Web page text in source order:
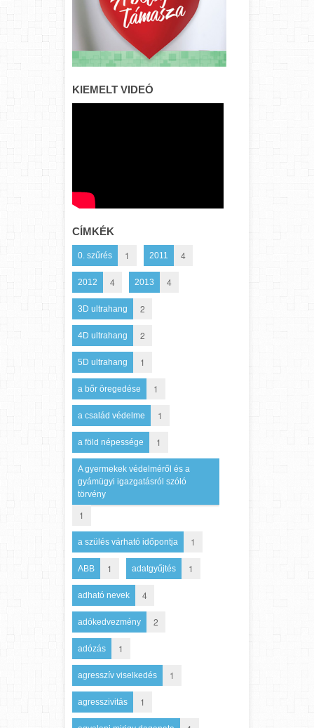
KIEMELT VIDEÓ
CÍMKÉK
0. szűrés 1 2011 4
2012 4 2013 4
3D ultrahang 2
4D ultrahang 2
5D ultrahang 1
a bőr öregedése 1
a család védelme 1
a föld népessége 1
A gyermekek védelméről és a
gyámügyi igazgatásról szóló
törvény
1
a szülés várható időpontja 1
ABB 1 adatgyűjtés 1
adható nevek 4
adókedvezmény 2
adózás 1
agresszív viselkedés 1
agresszivitás 1